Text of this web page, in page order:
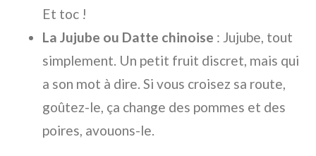
Et toc !
La Jujube ou Datte chinoise : Jujube, tout
simplement. Un petit fruit discret, mais qui
a son mot à dire. Si vous croisez sa route,
goûtez-le, ça change des pommes et des
poires, avouons-le.